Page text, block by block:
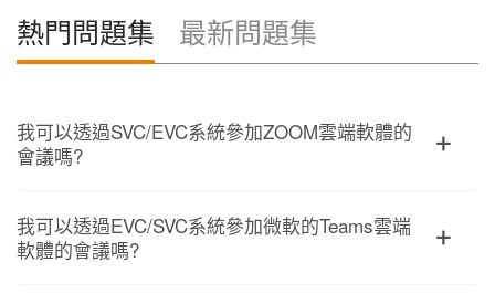
熱門問題集 最新問題集
我可以透過SVC/EVC系統參加ZOOM雲端軟體的
會議嗎?
我可以透過EVC/SVC系統參加微軟的Teams雲端
軟體的會議嗎?